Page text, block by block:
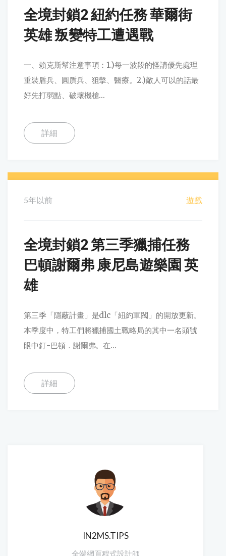
全境封鎖2 紐約任務 華爾街
英雄 叛變特工遭遇戰
一、賴克斯幫注意事項：1.)每一波段的怪請優先處理
重裝盾兵、圓貭兵、狙擊、醫療。2.)敵人可以的話最
好先打弱點、破壞機槍...
詳細
5年以前 遊戲
全境封鎖2 第三季獵捕任務
巴頓謝爾弗 康尼島遊樂園 英
雄
第三季「隱蔽計畫」是dlc「紐約軍閥」的開放更新。
本季度中，特工們將獵捕國土戰略局的其中一名頭號
眼中釘-巴頓．謝爾弗。在...
詳細
IN2MS.TIPS
全端網頁程式設計師